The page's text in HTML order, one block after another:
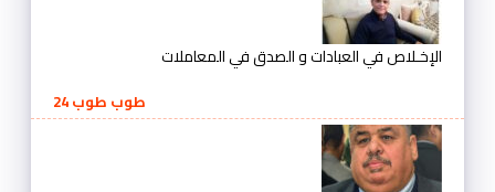
الإخـلاص في العبادات و الصدق في المعاملات
طوب طوب 24